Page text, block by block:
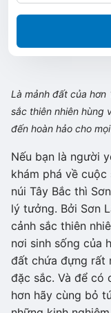
Là mảnh đất của hơn
sắc thiên nhiên hùng
đến hoàn hảo cho
Nếu bạn là người
khám phá về
núi Tây Bắc thì
lý tưởng. Bởi Sơn
cảnh sắc thiên
nơi sinh sống của
đất chứa đựng rất
đặc sắc. Và để có
hơn hãy cùng bỏ